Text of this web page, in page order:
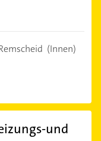
(Innen)
und